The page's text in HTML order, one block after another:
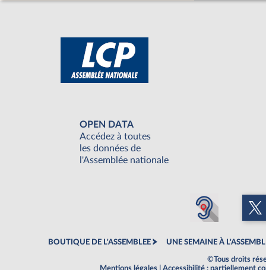
OPEN DATA
Accédez à toutes
les données de
l'Assemblée nationale
BOUTIQUE DE L'ASSEMBLEE UNE SEMAINE À
©Tous droits
Mentions légales
Accessibilité : partiellement